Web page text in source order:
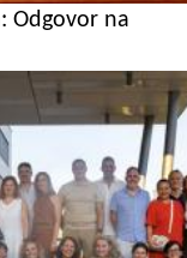
Odgovor na